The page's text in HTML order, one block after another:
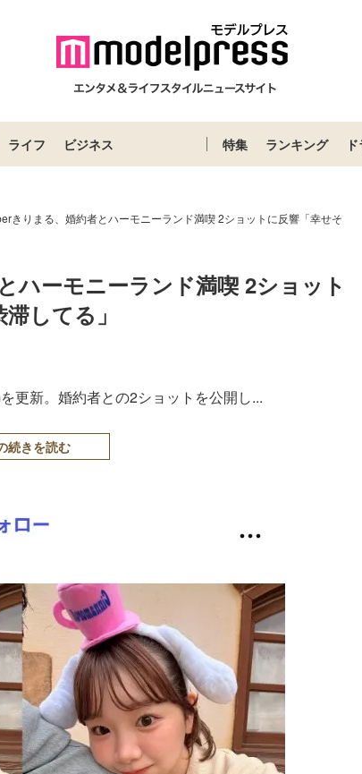
ライフ ビジネス 特集 ランキング
きりまる、婚約者とハーモニーランド満喫 2ショットに反響「幸せそ
ハーモニーランド満喫 2ショット
してる」
更新。婚約者との2ショットを公開し...
続きを読む